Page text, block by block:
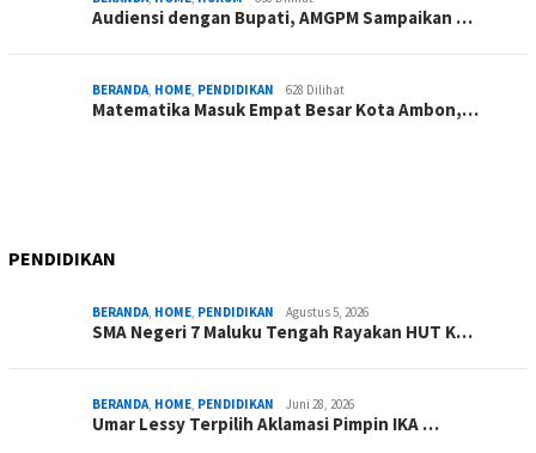
Audiensi dengan Bupati, AMGPM Sampaikan …
BERANDA, HOME, PENDIDIKAN 628 Dilihat
Matematika Masuk Empat Besar Kota Ambon,…
PENDIDIKAN
BERANDA, HOME, PENDIDIKAN Agustus 5, 2026
SMA Negeri 7 Maluku Tengah Rayakan HUT K…
BERANDA, HOME, PENDIDIKAN Juni 28, 2026
Umar Lessy Terpilih Aklamasi Pimpin IKA …